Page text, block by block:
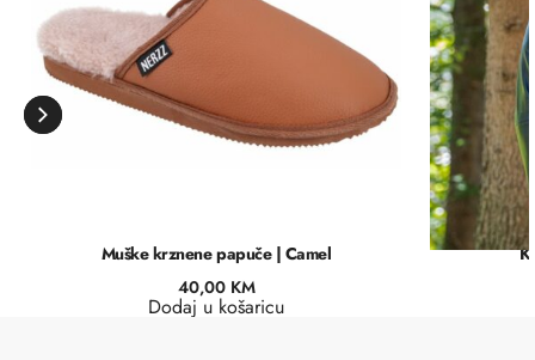
Muške krznene papuče | Camel
40,00 KM
Dodaj u košaricu